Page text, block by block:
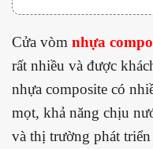
Cửa vòm nhựa
rất nhiều và được
nhựa composite có
mọt, khả năng chịu
và thị trường phát